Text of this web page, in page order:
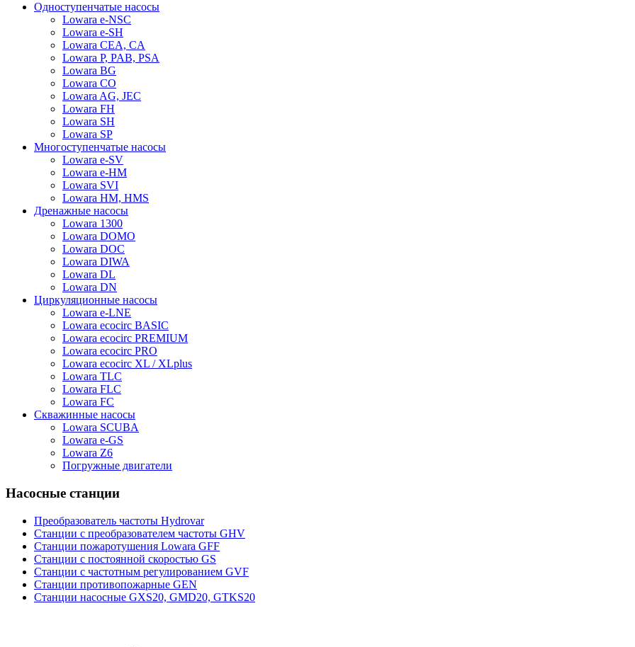
Одноступенчатые насосы
Lowara e-NSC
Lowara e-SH
Lowara CEA, CA
Lowara P, PAB, PSA
Lowara BG
Lowara CO
Lowara AG, JEC
Lowara FH
Lowara SH
Lowara SP
Многоступенчатые насосы
Lowara e-SV
Lowara e-HM
Lowara SVI
Lowara HM, HMS
Дренажные насосы
Lowara 1300
Lowara DOMO
Lowara DOC
Lowara DIWA
Lowara DL
Lowara DN
Циркуляционные насосы
Lowara e-LNE
Lowara ecocirc BASIC
Lowara ecocirc PREMIUM
Lowara ecocirc PRO
Lowara ecocirc XL / XLplus
Lowara TLC
Lowara FLC
Lowara FC
Скважинные насосы
Lowara SCUBA
Lowara e-GS
Lowara Z6
Погружные двигатели
Насосные станции
Преобразователь частоты Hydrovar
Станции с преобразователем частоты GHV
Станции пожаротушения Lowara GFF
Станции с постоянной скоростью GS
Станции с частотным регулированием GVF
Станции противопожарные GEN
Станции насосные GXS20, GMD20, GTKS20